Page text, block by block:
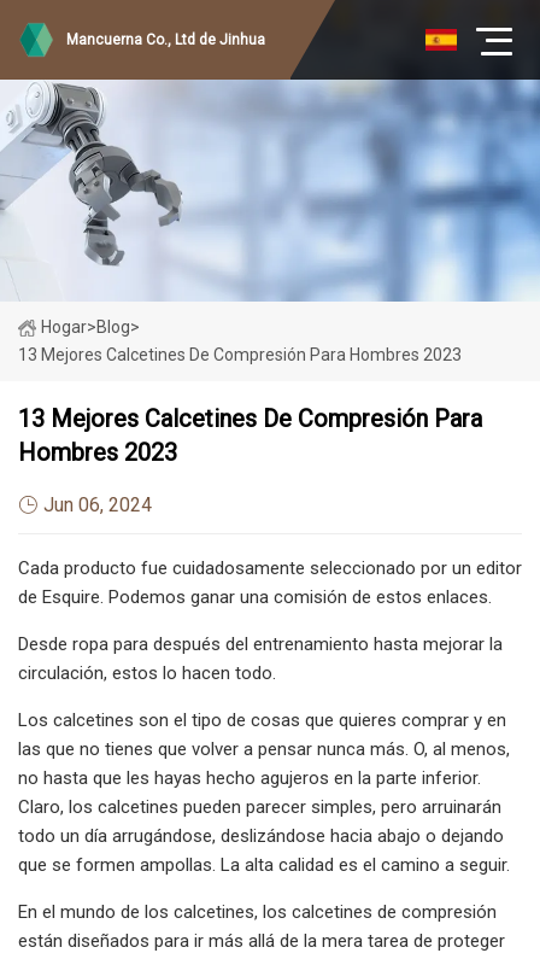
Mancuerna Co., Ltd de Jinhua
Hogar>Blog>
13 Mejores Calcetines De Compresión Para Hombres 2023
13 Mejores Calcetines De Compresión Para
Hombres 2023
Jun 06, 2024
Cada producto fue cuidadosamente seleccionado por un editor
de Esquire. Podemos ganar una comisión de estos enlaces.
Desde ropa para después del entrenamiento hasta mejorar la
circulación, estos lo hacen todo.
Los calcetines son el tipo de cosas que quieres comprar y en
las que no tienes que volver a pensar nunca más. O, al menos,
no hasta que les hayas hecho agujeros en la parte inferior.
Claro, los calcetines pueden parecer simples, pero arruinarán
todo un día arrugándose, deslizándose hacia abajo o dejando
que se formen ampollas. La alta calidad es el camino a seguir.
En el mundo de los calcetines, los calcetines de compresión
están diseñados para ir más allá de la mera tarea de proteger